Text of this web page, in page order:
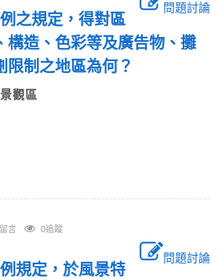
問題討論
之規定，得對區
構造、色彩等及廣告物、攤
限制之地區為何？
景觀區
言 0追蹤
問題討論
規定，於風景特